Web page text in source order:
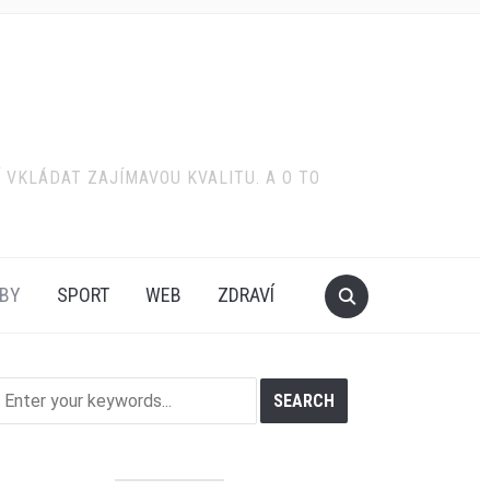
ZAJÍMAVOU KVALITU. A O TO
SPORT WEB ZDRAVÍ